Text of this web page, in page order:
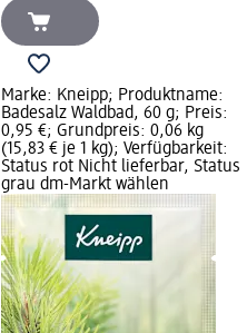
Marke: Kneipp; Produktname:
Badesalz Waldbad, 60 g; Preis:
0,95 €; Grundpreis: 0,06 kg
(15,83 € je 1 kg); Verfügbarkeit:
Status rot Nicht lieferbar, Status
grau dm-Markt wählen